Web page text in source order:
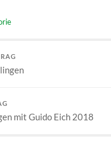
mit Guido Eich 2018